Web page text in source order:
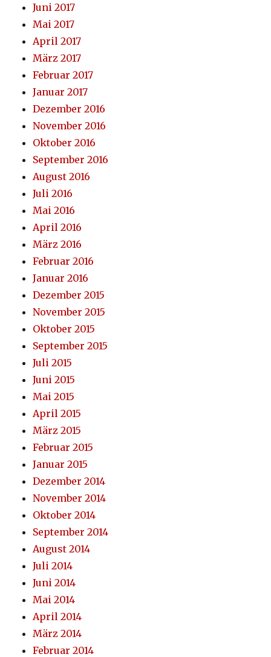
Juni 2017
Mai 2017
April 2017
März 2017
Februar 2017
Januar 2017
Dezember 2016
November 2016
Oktober 2016
September 2016
August 2016
Juli 2016
Mai 2016
April 2016
März 2016
Februar 2016
Januar 2016
Dezember 2015
November 2015
Oktober 2015
September 2015
Juli 2015
Juni 2015
Mai 2015
April 2015
März 2015
Februar 2015
Januar 2015
Dezember 2014
November 2014
Oktober 2014
September 2014
August 2014
Juli 2014
Juni 2014
Mai 2014
April 2014
März 2014
Februar 2014